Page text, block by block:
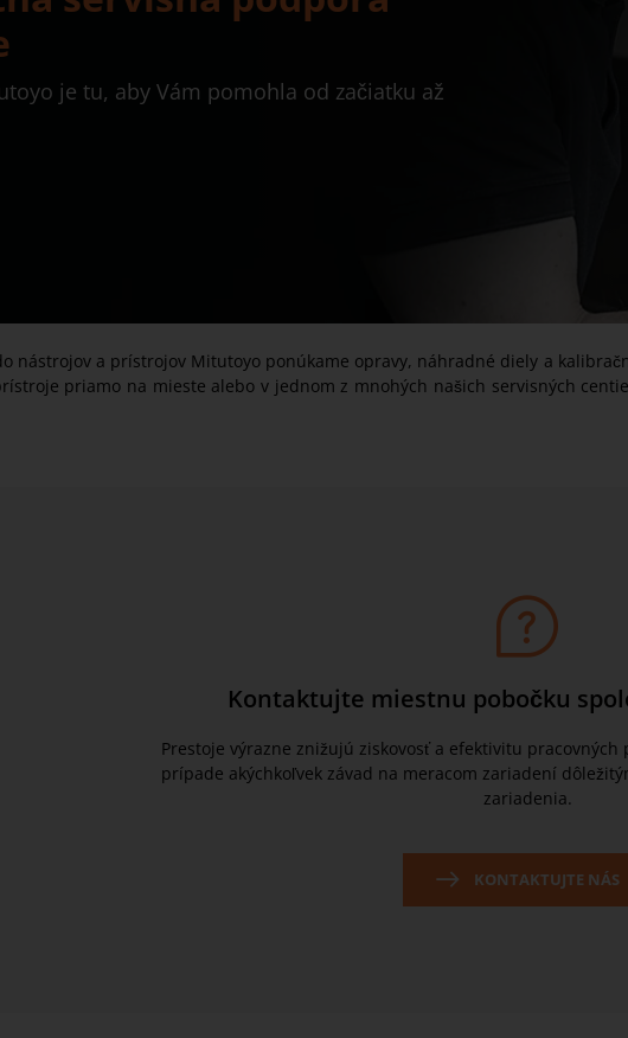
je tu, aby Vám pomohla od začiatku až
nástrojov a prístrojov Mitutoyo ponúkame opravy, náhradné diely a
priamo na mieste alebo v jednom z mnohých našich servisných
Kontaktujte miestnu pobočku
Prestoje výrazne znižujú ziskovosť a efektivitu pracovných
prípade akýchkoľvek závad na meracom zariadení
zariadenia.
KONTAKTUJTE NÁS